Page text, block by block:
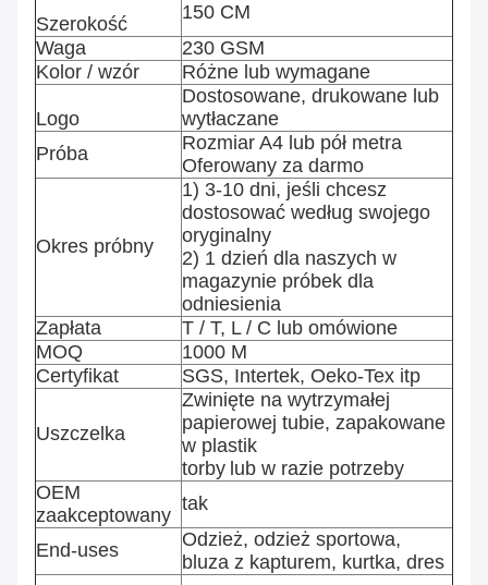
Szerokość
150 CM
Waga
230 GSM
Kolor / wzór
Różne lub wymagane
Logo
Dostosowane, drukowane lub
wytłaczane
Próba
Rozmiar A4 lub pół metra
Oferowany za darmo
Okres próbny
1) 3-10 dni, jeśli chcesz
dostosować według swojego
oryginalny
2) 1 dzień dla naszych w
magazynie próbek dla
odniesienia
Zapłata
T / T, L / C lub omówione
MOQ
1000 M
Certyfikat
SGS, Intertek, Oeko-Tex itp
Uszczelka
Zwinięte na wytrzymałej
papierowej tubie, zapakowane
w plastik
torby lub w razie potrzeby
OEM
zaakceptowany
tak
End-uses
Odzież, odzież sportowa,
bluza z kapturem, kurtka, dres